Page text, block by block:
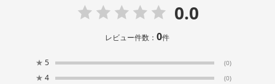
0.0
レビュー件数：0件
★ 5 (0)
★ 4 (0)